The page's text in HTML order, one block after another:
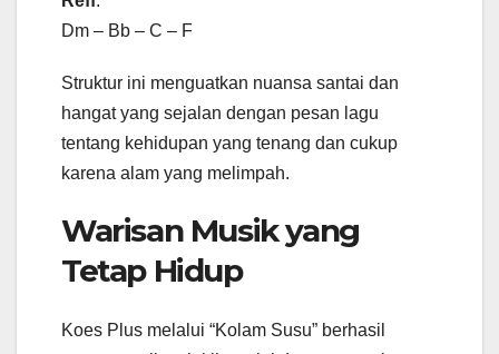
Dm – Bb – C – F
Struktur ini menguatkan nuansa santai dan
hangat yang sejalan dengan pesan lagu
tentang kehidupan yang tenang dan cukup
karena alam yang melimpah.
Warisan Musik yang
Tetap Hidup
Koes Plus melalui “Kolam Susu” berhasil